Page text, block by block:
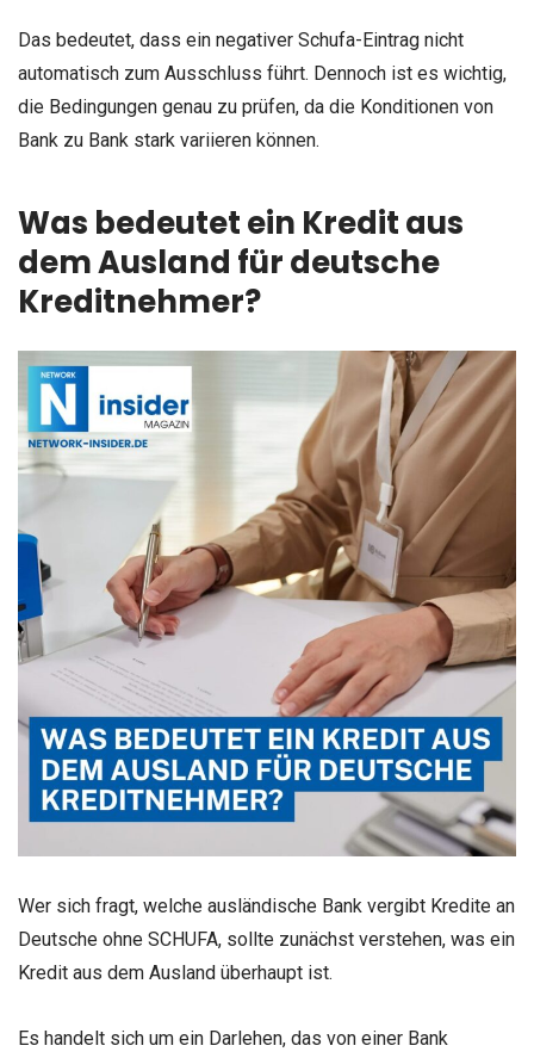
Das bedeutet, dass ein negativer Schufa-Eintrag nicht
automatisch zum Ausschluss führt. Dennoch ist es wichtig,
die Bedingungen genau zu prüfen, da die Konditionen von
Bank zu Bank stark variieren können.
Was bedeutet ein Kredit aus
dem Ausland für deutsche
Kreditnehmer?
Wer sich fragt, welche ausländische Bank vergibt Kredite an
Deutsche ohne SCHUFA, sollte zunächst verstehen, was ein
Kredit aus dem Ausland überhaupt ist.
Es handelt sich um ein Darlehen, das von einer Bank